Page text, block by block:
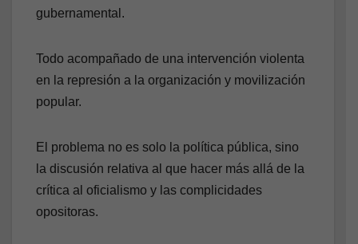
gubernamental.
Todo acompañado de una intervención violenta
en la represión a la organización y movilización
popular.
El problema no es solo la política pública, sino
la discusión relativa al que hacer más allá de la
crítica al oficialismo y las complicidades
opositoras.